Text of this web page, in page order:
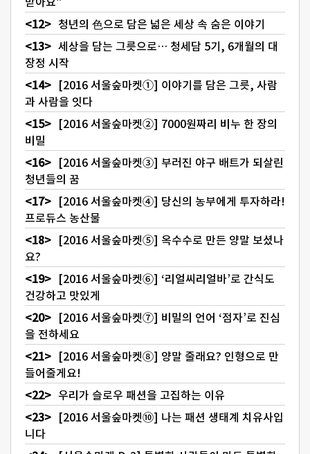
청년의 色으로 담은 넓은 세상 속 숨은 이야기
세상을 담는 그릇으로… 청세담 5기, 6개월의 대
장정 시작
[2016 서울숲마켓①] 이야기를 담은 그릇, 사람
과 사람을 잇다
[2016 서울숲마켓②] 7000원짜리 비누 한 장의
비밀
[2016 서울숲마켓③] 부러진 야구 배트가 되살린
청년들의 꿈
[2016 서울숲마켓④] 당신의 농부에게 투자하라!
프로듀스 농산물
[2016 서울숲마켓⑤] 옥수수로 만든 양말 보셨나
요?
[2016 서울숲마켓⑥] ‘리얼씨리얼바’로 간식도
건강하고 맛있게
[2016 서울숲마켓⑦] 비밀의 언어 ‘점자’로 진심
을 전하세요
[2016 서울숲마켓⑧] 양말 줄래요? 인형으로 만
들어줄게요!
우리가 슬로우 패션을 고집하는 이유
[2016 서울숲마켓⑩] 나는 패션 생태계 치유사입
니다